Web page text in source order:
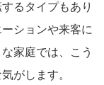
るタイプもあり
ションや来客に
家庭では、こう
がします。